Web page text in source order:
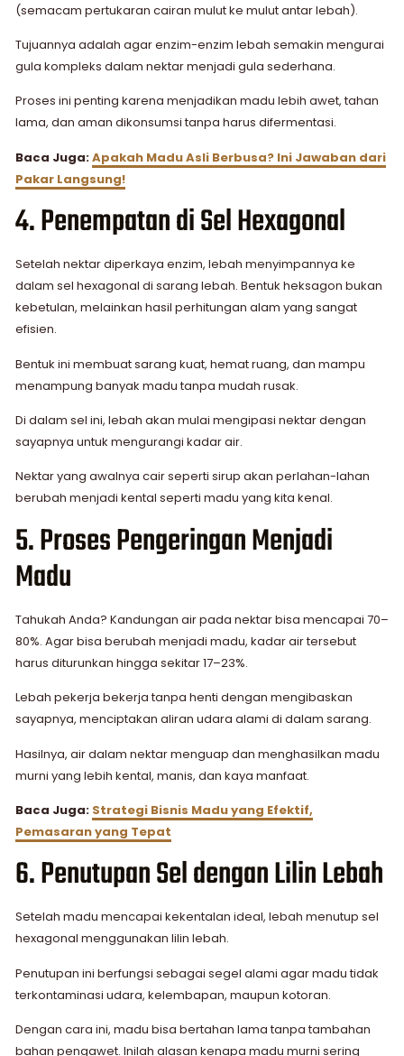
(semacam pertukaran cairan mulut ke mulut antar lebah).
Tujuannya adalah agar enzim-enzim lebah semakin mengurai
gula kompleks dalam nektar menjadi gula sederhana.
Proses ini penting karena menjadikan madu lebih awet, tahan
lama, dan aman dikonsumsi tanpa harus difermentasi.
Baca Juga:Apakah Madu Asli Berbusa? Ini Jawaban dari
Pakar Langsung!
4. Penempatan di Sel Hexagonal
Setelah nektar diperkaya enzim, lebah menyimpannya ke
dalam sel hexagonal di sarang lebah. Bentuk heksagon bukan
kebetulan, melainkan hasil perhitungan alam yang sangat
efisien.
Bentuk ini membuat sarang kuat, hemat ruang, dan mampu
menampung banyak madu tanpa mudah rusak.
Di dalam sel ini, lebah akan mulai mengipasi nektar dengan
sayapnya untuk mengurangi kadar air.
Nektar yang awalnya cair seperti sirup akan perlahan-lahan
berubah menjadi kental seperti madu yang kita kenal.
5. Proses Pengeringan Menjadi
Madu
Tahukah Anda? Kandungan air pada nektar bisa mencapai 70–
80%. Agar bisa berubah menjadi madu, kadar air tersebut
harus diturunkan hingga sekitar 17–23%.
Lebah pekerja bekerja tanpa henti dengan mengibaskan
sayapnya, menciptakan aliran udara alami di dalam sarang.
Hasilnya, air dalam nektar menguap dan menghasilkan madu
murni yang lebih kental, manis, dan kaya manfaat.
Baca Juga: Strategi Bisnis Madu yang Efektif,
Pemasaran yang Tepat
6. Penutupan Sel dengan Lilin Lebah
Setelah madu mencapai kekentalan ideal, lebah menutup sel
hexagonal menggunakan lilin lebah.
Penutupan ini berfungsi sebagai segel alami agar madu tidak
terkontaminasi udara, kelembapan, maupun kotoran.
Dengan cara ini, madu bisa bertahan lama tanpa tambahan
bahan pengawet. Inilah alasan kenapa madu murni sering